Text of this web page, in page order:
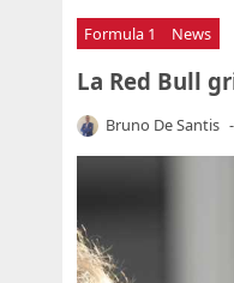
Formula 1 News
La Red Bull
Bruno De Santis -